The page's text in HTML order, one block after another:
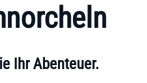
Ihr Abenteuer.